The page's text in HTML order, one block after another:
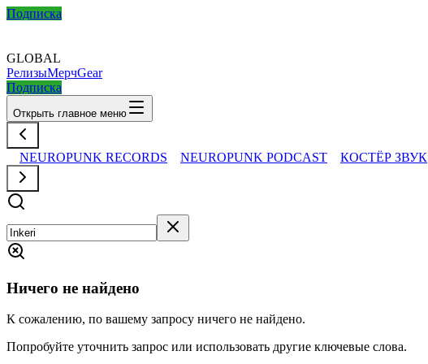
Подписка
GLOBAL
РелизыМерчGear
Подписка
Открыть главное меню
NEUROPUNK RECORDS NEUROPUNK PODCAST КОСТЁР ЗВУК
Ничего не найдено
К сожалению, по вашему запросу ничего не найдено.
Попробуйте уточнить запрос или использовать другие ключевые слова.